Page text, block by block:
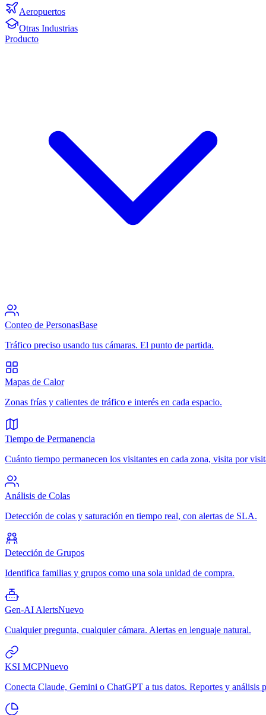
Aeropuertos
Otras Industrias
Producto
Conteo de PersonasBase
Tráfico preciso usando tus cámaras. El punto de partida.
Mapas de Calor
Zonas frías y calientes de tráfico e interés en cada espacio.
Tiempo de Permanencia
Cuánto tiempo permanecen los visitantes en cada zona, visita por
Análisis de Colas
Detección de colas y saturación en tiempo real, con alertas de SLA.
Detección de Grupos
Identifica familias y grupos como una sola unidad de compra.
Gen-AI AlertsNuevo
Cualquier pregunta, cualquier cámara. Alertas en lenguaje natural.
KSI MCPNuevo
Conecta Claude, Gemini o ChatGPT a tus datos. Reportes y análisis